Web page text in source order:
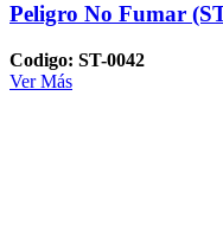
Peligro No Fumar
Codigo: ST-0042
Ver Más